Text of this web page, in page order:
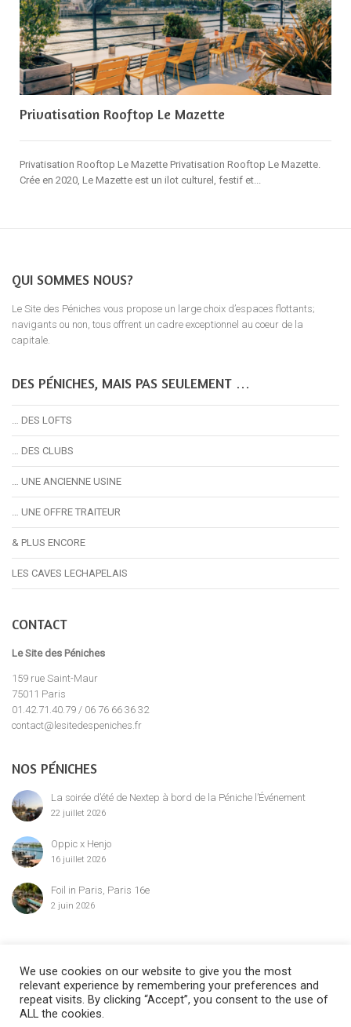
Privatisation Rooftop Le Mazette
Privatisation Rooftop Le Mazette Privatisation Rooftop Le Mazette.
Crée en 2020, Le Mazette est un ilot culturel, festif et...
QUI SOMMES NOUS?
Le Site des Péniches vous propose un large choix d’espaces flottants;
navigants ou non, tous offrent un cadre exceptionnel au coeur de la
capitale.
DES PÉNICHES, MAIS PAS SEULEMENT …
… DES LOFTS
… DES CLUBS
… UNE ANCIENNE USINE
… UNE OFFRE TRAITEUR
& PLUS ENCORE
LES CAVES LECHAPELAIS
CONTACT
Le Site des Péniches
159 rue Saint-Maur
75011 Paris
01.42.71.40.79 / 06 76 66 36 32
contact@lesitedespeniches.fr
NOS PÉNICHES
La soirée d’été de Nextep à bord de la Péniche l’Événement
22 juillet 2026
Oppic x Henjo
16 juillet 2026
Foil in Paris, Paris 16e
2 juin 2026
We use cookies on our website to give you the most
relevant experience by remembering your preferences and
repeat visits. By clicking “Accept”, you consent to the use of
ALL the cookies.